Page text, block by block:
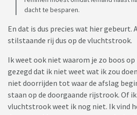
dacht te besparen.
En dat is dus precies wat hier gebeurt.
stilstaande rij dus op de vluchtstrook.
Ik weet ook niet waarom je zo boos
gezegd dat ik niet weet wat ik zou
niet doorrijden tot waar de afslag
staan op de doorgaande rijstrook. Of
vluchtstrook weet ik nog niet. Ik vind